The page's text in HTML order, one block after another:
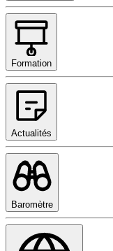
Formation
Actualités
Baromètre